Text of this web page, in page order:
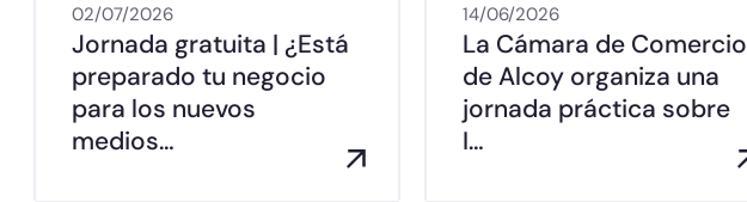
02/07/2026
Jornada gratuita | ¿Está
preparado tu negocio
para los nuevos
medios…
14/06/2026
La Cámara de Comercio
de Alcoy organiza una
jornada práctica sobre
I…